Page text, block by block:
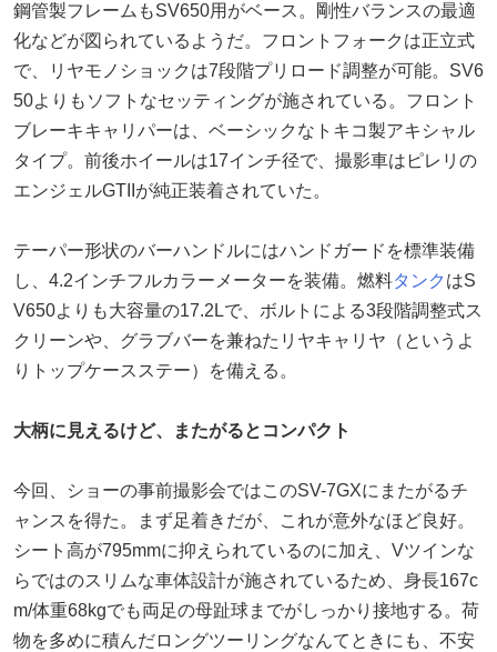
鋼管製フレームもSV650用がベース。剛性バランスの最適
化などが図られているようだ。フロントフォークは正立式
で、リヤモノショックは7段階プリロード調整が可能。SV6
50よりもソフトなセッティングが施されている。フロント
ブレーキキャリパーは、ベーシックなトキコ製アキシャル
タイプ。前後ホイールは17インチ径で、撮影車はピレリの
エンジェルGTIIが純正装着されていた。
テーパー形状のバーハンドルにはハンドガードを標準装備
し、4.2インチフルカラーメーターを装備。燃料タンク はS
V650よりも大容量の17.2Lで、ボルトによる3段階調整式ス
クリーンや、グラブバーを兼ねたリヤキャリヤ（というよ
りトップケースステー）を備える。
大柄に見えるけど、またがるとコンパクト
今回、ショーの事前撮影会ではこのSV-7GXにまたがるチ
ャンスを得た。まず足着きだが、これが意外なほど良好。
シート高が795mmに抑えられているのに加え、Vツインな
らではのスリムな車体設計が施されているため、身長167c
m/体重68kgでも両足の母趾球までがしっかり接地する。荷
物を多めに積んだロングツーリングなんてときにも、不安